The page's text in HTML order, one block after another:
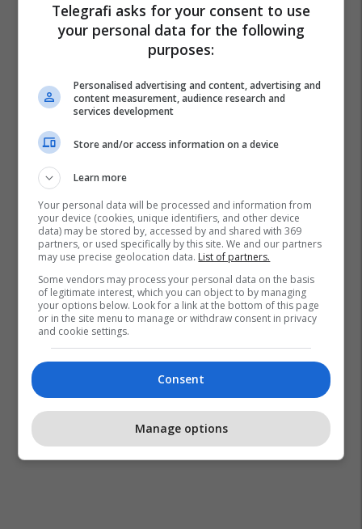
Albon Xhemaili
Telegrafi asks for your consent to use
your personal data for the following
purposes:
Personalised advertising and content, advertising and
content measurement, audience research and
services development
Store and/or access information on a device
Learn more
Your personal data will be processed and information from
your device (cookies, unique identifiers, and other device
data) may be stored by, accessed by and shared with 369
partners, or used specifically by this site. We and our partners
may use precise geolocation data. List of partners.
Some vendors may process your personal data on the basis
of legitimate interest, which you can object to by managing
your options below. Look for a link at the bottom of this page
or in the site menu to manage or withdraw consent in privacy
and cookie settings.
Consent
Manage options